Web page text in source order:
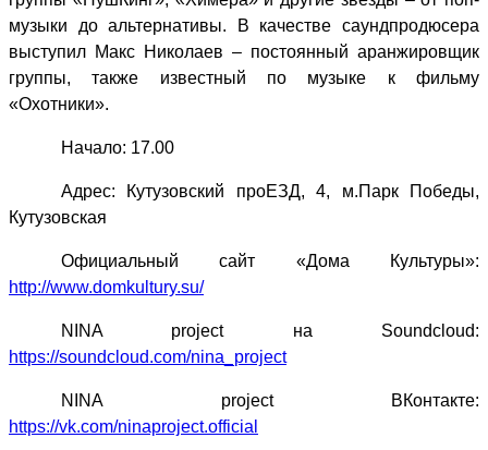
музыки до альтернативы. В качестве саундпродюсера
выступил Макс Николаев – постоянный аранжировщик
группы, также известный по музыке к фильму
«Охотники».
Начало: 17.00
Адрес: Кутузовский проЕЗД, 4, м.Парк Победы,
Кутузовская
Официальный сайт «Дома Культуры»:
http://www.domkultury.su/
NINA project на
Soundcloud:
https://soundcloud.com/nina_project
NINA project ВКонтакте:
https://vk.com/ninaproject.official